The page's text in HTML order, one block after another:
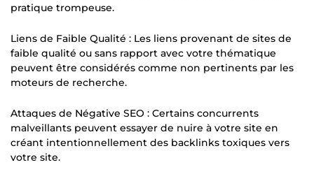
pratique trompeuse.
Liens de Faible Qualité : Les liens provenant de sites de
faible qualité ou sans rapport avec votre thématique
peuvent être considérés comme non pertinents par les
moteurs de recherche.
Attaques de Négative SEO : Certains concurrents
malveillants peuvent essayer de nuire à votre site en
créant intentionnellement des backlinks toxiques vers
votre site.